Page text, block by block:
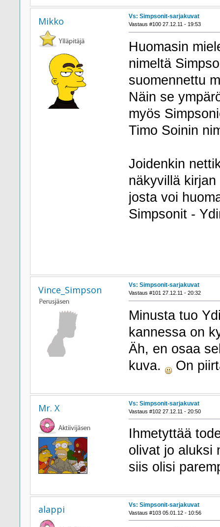
Mikko Vs: Simpsonit-sarjakuvat
Vastaus #100 27.12.11 - 19:53
Huomasin
nimeltä
suomennettu
Näin se
myös
Timo Soinin
Joidenkin
näkyvillä
josta voi
Simpsonit -
Vince_Simpson Vs: Simpsonit-sarjakuvat
Vastaus #101 27.12.11 - 20:32
Minusta tuo
kannessa on
Äh, en osaa
kuva.
On
Mr. X Vs: Simpsonit-sarjakuvat
Vastaus #102 27.12.11 - 20:50
Ihmetyttää
olivat jo aluksi
siis olisi
alappi Vs: Simpsonit-sarjakuvat
Vastaus #103 05.01.12 - 10:56